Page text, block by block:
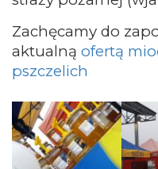
Zachęcamy do
aktualną ofertą
pszczelich